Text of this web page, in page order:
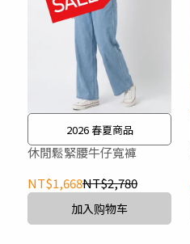
2026 春夏商品
休閒鬆緊腰牛仔寬褲
NT$1,668NT$2,780
加入购物车